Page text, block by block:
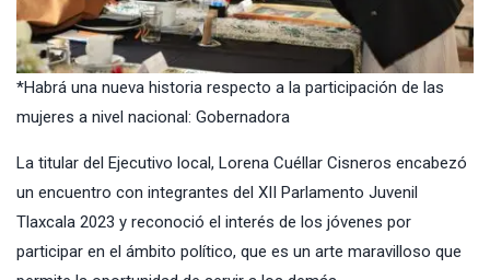
*Habrá una nueva historia respecto a la participación de las
mujeres a nivel nacional: Gobernadora
La titular del Ejecutivo local, Lorena Cuéllar Cisneros encabezó
un encuentro con integrantes del XII Parlamento Juvenil
Tlaxcala 2023 y reconoció el interés de los jóvenes por
participar en el ámbito político, que es un arte maravilloso que